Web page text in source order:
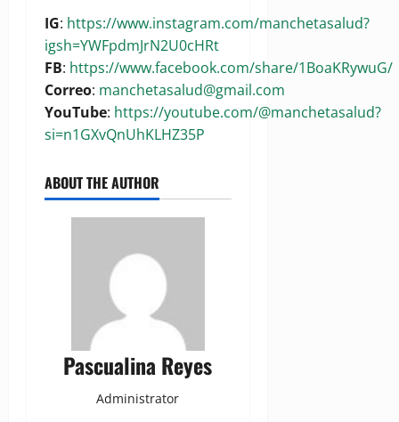
IG: https://www.instagram.com/manchetasalud?
igsh=YWFpdmJrN2U0cHRt
FB: https://www.facebook.com/share/1BoaKRywuG/
Correo: manchetasalud@gmail.com
YouTube: https://youtube.com/@manchetasalud?
si=n1GXvQnUhKLHZ35P
ABOUT THE AUTHOR
Pascualina Reyes
Administrator